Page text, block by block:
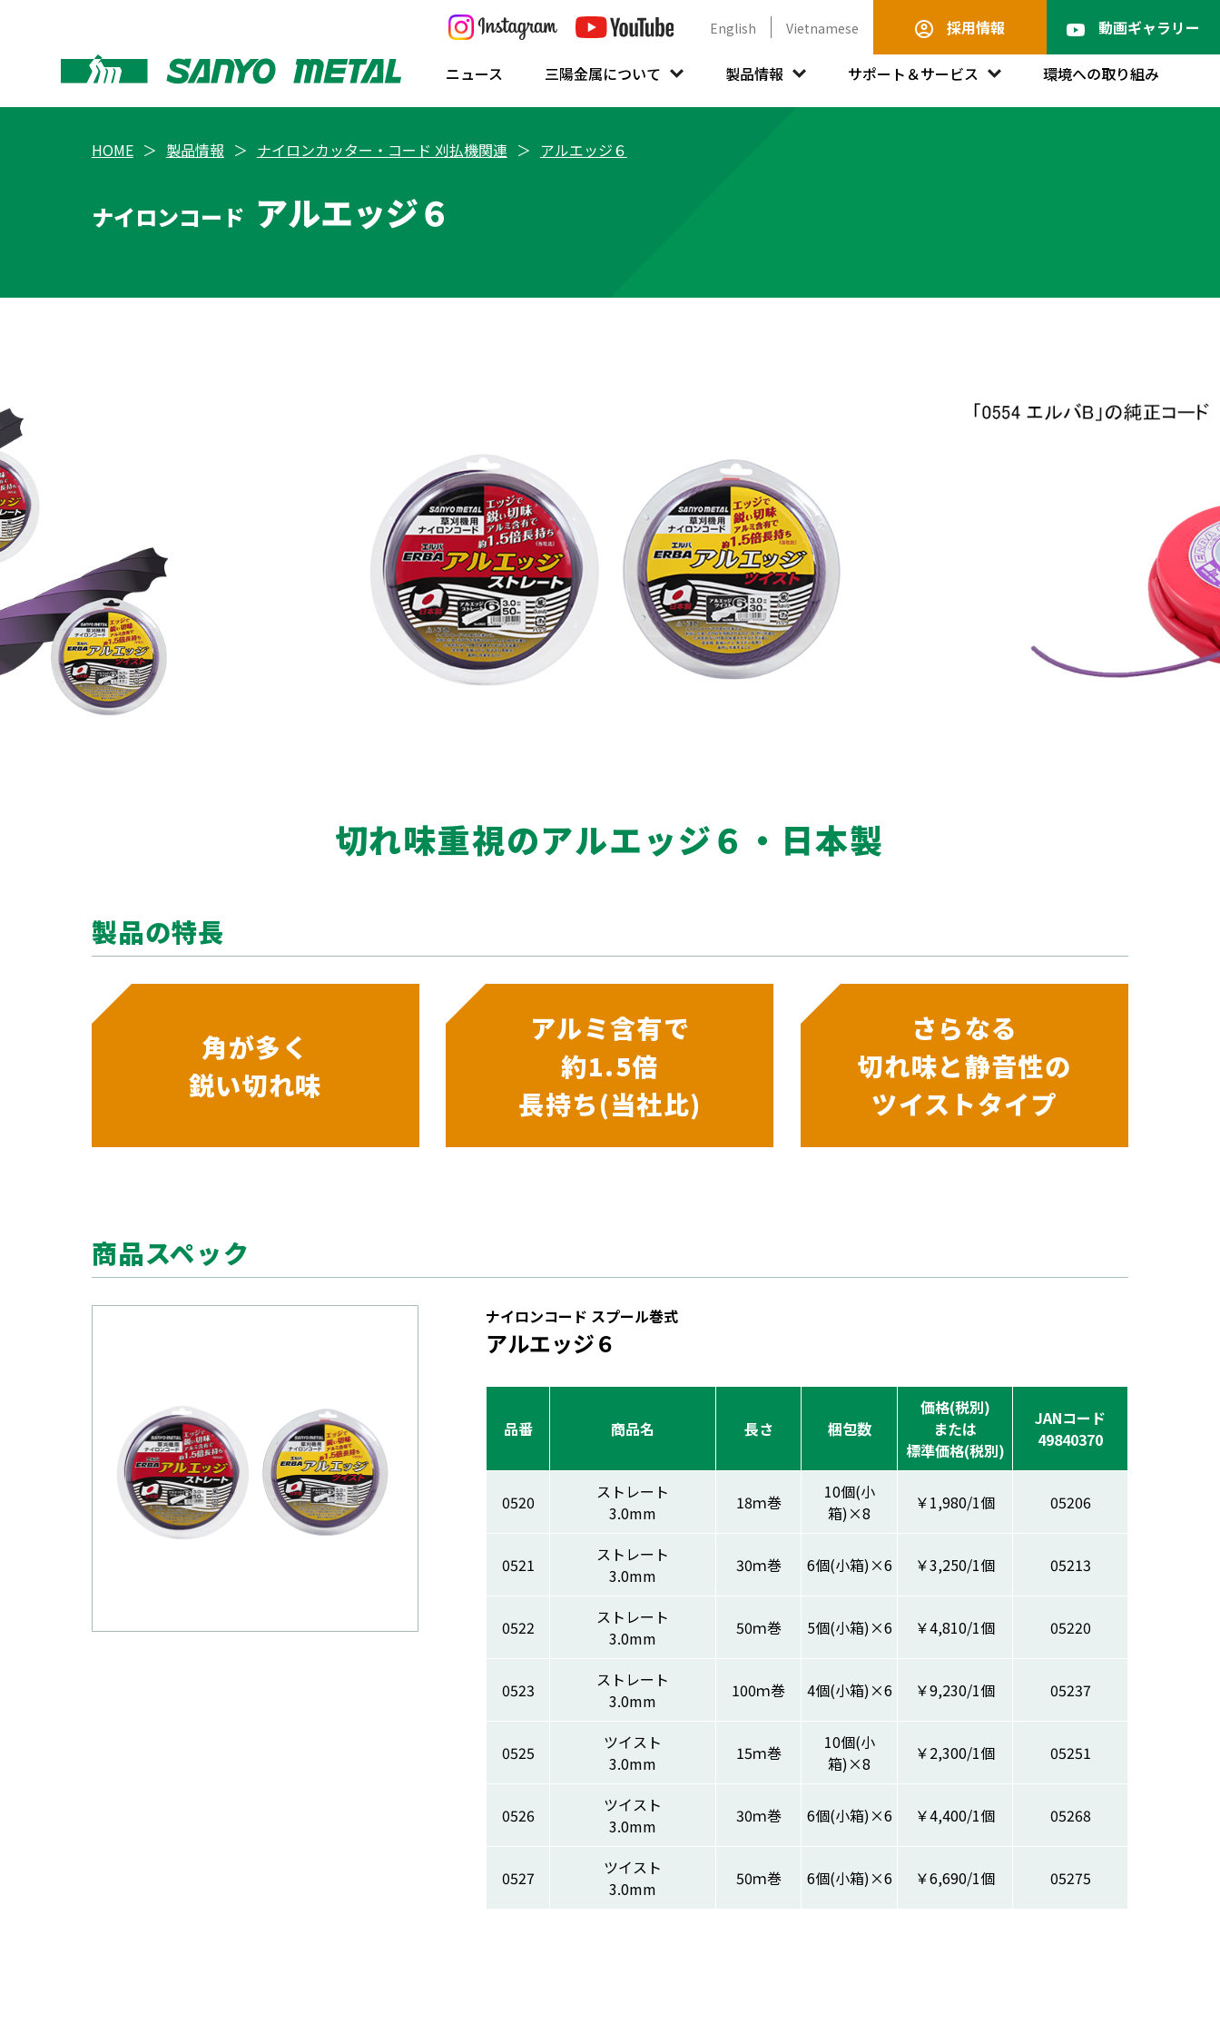
English Vietnamese 採用情報 動画ギャラリー
ニュース 三陽金属について 製品情報 サポート＆サービス 環境への取り組み
HOME 製品情報 ナイロンカッター・コード 刈払機関連 アルエッジ６
ナイロンコード アルエッジ６
切れ味重視のアルエッジ６・日本製
製品の特長
角が多く
鋭い切れ味
アルミ含有で
約1.5倍
長持ち(当社比)
さらなる
切れ味と静音性の
ツイストタイプ
商品スペック
ナイロンコード スプール巻式
アルエッジ６
品番 商品名 長さ 梱包数
価格(税別)
または
標準価格(税別)
JANコード
49840370
0520
ストレート
3.0mm
18ｍ巻
10個(小
箱)×8
￥1,980/1個 05206
0521
ストレート
3.0mm
30ｍ巻 6個(小箱)×6 ￥3,250/1個 05213
0522
ストレート
3.0mm
50ｍ巻 5個(小箱)×6 ￥4,810/1個 05220
0523
ストレート
3.0mm
100ｍ巻 4個(小箱)×6 ￥9,230/1個 05237
0525
ツイスト
3.0mm
15ｍ巻
10個(小
箱)×8
￥2,300/1個 05251
0526
ツイスト
3.0mm
30ｍ巻 6個(小箱)×6 ￥4,400/1個 05268
0527
ツイスト
3.0mm
50ｍ巻 6個(小箱)×6 ￥6,690/1個 05275